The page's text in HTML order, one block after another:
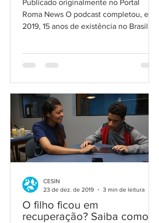
Publicado originalmente no Portal
Roma News O podcast completou, em
2019, 15 anos de existência no Brasil.
O filho ficou em
recuperação? Saiba como
CESIN
23 de dez. de 2019
3 min de leitura